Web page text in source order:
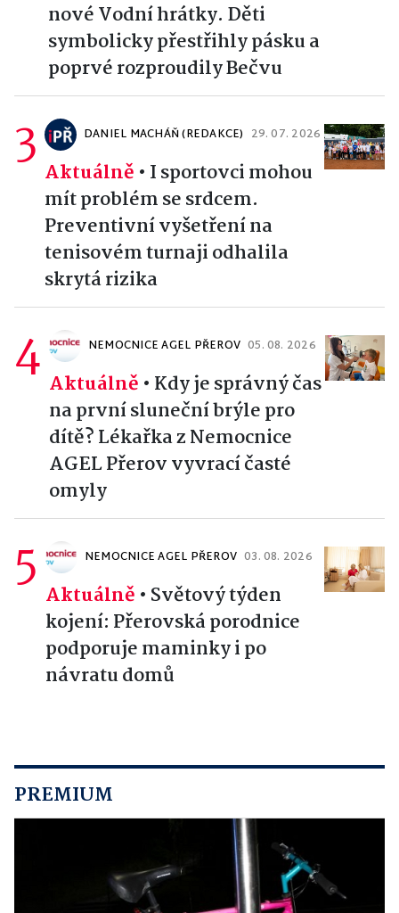
nové Vodní hrátky. Děti
symbolicky přestřihly pásku a
poprvé rozproudily Bečvu
3 DANIEL MACHÁŇ (REDAKCE) 29. 07. 2026
Aktuálně • I sportovci mohou
mít problém se srdcem.
Preventivní vyšetření na
tenisovém turnaji odhalila
skrytá rizika
4 NEMOCNICE AGEL PŘEROV 05. 08. 2026
Aktuálně • Kdy je správný čas
na první sluneční brýle pro
dítě? Lékařka z Nemocnice
AGEL Přerov vyvrací časté
omyly
5 NEMOCNICE AGEL PŘEROV 03. 08. 2026
Aktuálně • Světový týden
kojení: Přerovská porodnice
podporuje maminky i po
návratu domů
PREMIUM